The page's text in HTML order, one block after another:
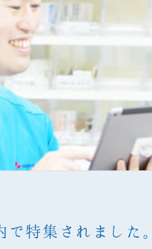
で特集されました。